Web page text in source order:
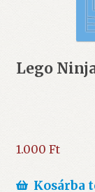
Lego
1.000 Ft
Kosárba